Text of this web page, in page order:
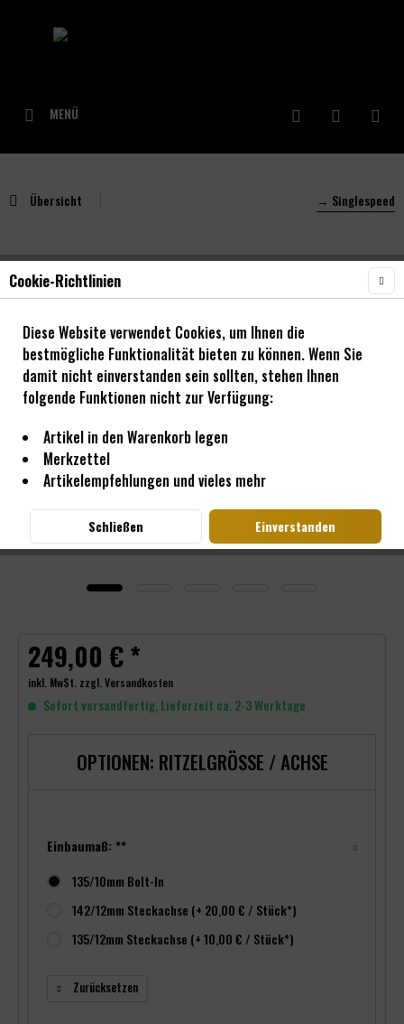
MENÜ
Übersicht → Singlespeed
NOA 120 klicks Singlespeed Nabe rot
249,00 € *
inkl. MwSt. zzgl. Versandkosten
Sofort versandfertig, Lieferzeit ca. 2-3 Werktage
OPTIONEN: RITZELGRÖSSE / ACHSE
Einbaumaß: **
135/10mm Bolt-In
142/12mm Steckachse (+ 20,00 € / Stück*)
135/12mm Steckachse (+ 10,00 € / Stück*)
Zurücksetzen
Cookie-Richtlinien
Diese Website verwendet Cookies, um Ihnen die
bestmögliche Funktionalität bieten zu können. Wenn Sie
damit nicht einverstanden sein sollten, stehen Ihnen
folgende Funktionen nicht zur Verfügung:
Artikel in den Warenkorb legen
Merkzettel
Artikelempfehlungen und vieles mehr
Einverstanden
Schließen